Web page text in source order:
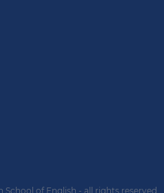
School of English - all rights reserved